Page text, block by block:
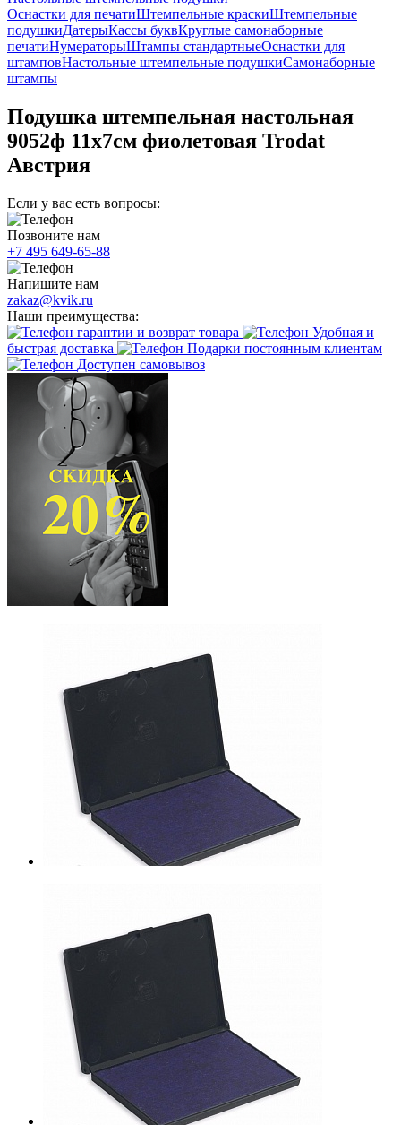
Оснастки для печатиШтемпельные краскиШтемпельные
подушкиДатерыКассы буквКруглые самонаборные
печатиНумераторыШтампы стандартныеОснастки для
штамповНастольные штемпельные подушкиСамонаборные
штампы
Подушка штемпельная настольная
9052ф 11х7см фиолетовая Trodat
Австрия
Если у вас есть вопросы:
Позвоните нам
+7 495 649-65-88
Напишите нам
zakaz@kvik.ru
Наши преимущества:
гарантии и возврат товара
Удобная и
быстрая доставка
Подарки постоянным клиентам
Доступен самовывоз